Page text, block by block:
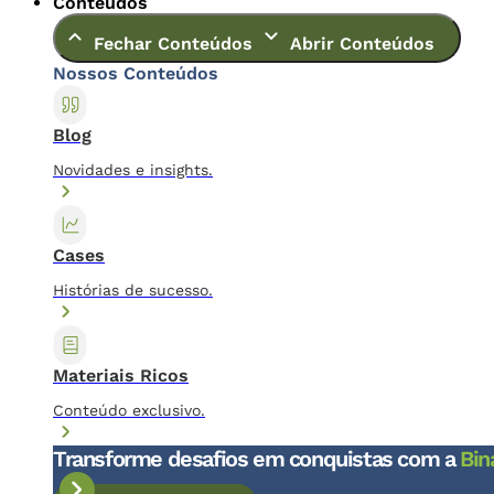
Fechar Conteúdos
Abrir Conteúdos
Nossos Conteúdos
Blog
Novidades e insights.
Cases
Histórias de sucesso.
Materiais Ricos
Conteúdo exclusivo.
Transforme desafios em conquistas com a